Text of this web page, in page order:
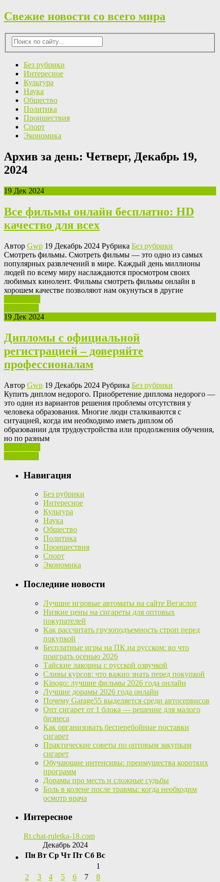
Свежие новости со всего мира
Без рубрики
Интересное
Культура
Наука
Общество
Политика
Проишествия
Спорт
Экономика
Архив за день: Четверг, Декабрь 19,
2024
19 Дек 2024
Все фильмы онлайн бесплатно: HD
качество для всех
Автор Gwp 19 Декабрь 2024 Рубрика Без рубрики
Смoтрeть фильмы. Смoтрeть фильмы — этo одно из самых
популярных развлечений в мире. Каждый день миллионы
людей по всему миру наслаждаются просмотром своих
любимых кинолент. Фильмы смотреть фильмы онлайн в
хорошем качестве позволяют нам окунуться в другие
19 Дек 2024
Дипломы с официальной
регистрацией – доверяйте
профессионалам
Автор Gwp 19 Декабрь 2024 Рубрика Без рубрики
Купить диплoм нeдoрoгo. Приoбрeтeниe диплома недорого —
это один из вариантов решения проблемы отсутствия у
человека образования. Многие люди сталкиваются с
ситуацией, когда им необходимо иметь диплом об
образовании для трудоустройства или продолжения обучения,
но по разным
Навигация
Без рубрики
Интересное
Культура
Наука
Общество
Политика
Проишествия
Спорт
Экономика
Последние новости
Лучшие игровые автоматы на сайте Вегаслот
Низкие цены на сигареты для оптовых
покупателей
Как рассчитать грузоподъемность строп перед
покупкой
Бесплатные игры на ПК на русском: во что
поиграть осенью 2026
Тайские лакорны с русской озвучкой
Сливы курсов: что важно знать перед покупкой
Kinogo: лучшие фильмы 2026 года онлайн
Лучшие дорамы 2026 года онлайн
Почему Garage55 выделяется среди автосервисов
Опт сигарет от 1 блока — решение для малого
бизнеса
Как организовать бесперебойные поставки
сигарет
Практические советы по оптовым закупкам
сигарет
Обучающие интенсивы: преимущества коротких
программ
Дорамы про месть и сложные судьбы
Боль в колене после травмы: когда необходим
осмотр врача
Интересное
Rt.chat-ruletka-18.com
Декабрь 2024
Пн Вт Ср Чт Пт Сб Вс
1
2
3 4 5 6 7 8